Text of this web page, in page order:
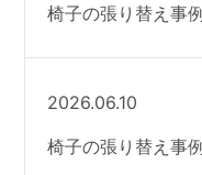
椅子の張り替え事
2026.06.10
椅子の張り替え事